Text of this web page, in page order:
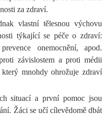
za zdraví.
vlastní tělesnou výchovu
týkající se péče o zdraví:
onemocnění, apod.
závislostem a proti médii
který mnohdy ohrožuje zdraví
situací a první pomoc jsou
Žáci se učí cílevědomě dbát